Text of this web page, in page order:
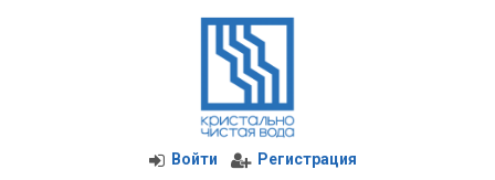
Войти Регистрация